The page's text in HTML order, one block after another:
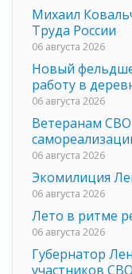
Михаил
Труда России
06 августа 2026
Новый
работу в
06 августа 2026
Ветеранам
06 августа 2026
Экомилиция
06 августа 2026
Лето в ритме
06 августа 2026
Губернатор
участников СВО